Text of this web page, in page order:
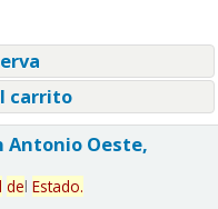
carrito
Antonio Oeste,
del Estado.